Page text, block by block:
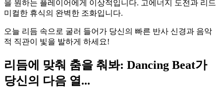
을 원하는 플레이어에게 이상적입니다. 고에너지 도전과 리드
미컬한 휴식의 완벽한 조화입니다.
오늘 리듬 속으로 굴러 들어가 당신의 빠른 반사 신경과 음악
적 직관이 빛을 발하게 하세요!
리듬에 맞춰 춤을 춰봐: Dancing Beat가
당신의 다음 열...